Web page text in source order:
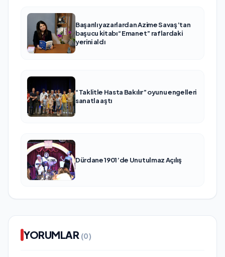
Başarılı yazarlardan Azime Savaş’tan
başucu kitabı “Emanet” raflardaki
yerini aldı
“Taklitle Hasta Bakılır” oyunu engelleri
sanatla aştı
Dürdane 1901’de Unutulmaz Açılış
YORUMLAR (0)